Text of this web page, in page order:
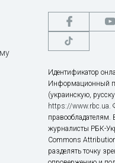
Идентификатор
Информационный
(украинскую,
https://www.rbc.ua.
журналисты РБК-
Commons
разделять точку